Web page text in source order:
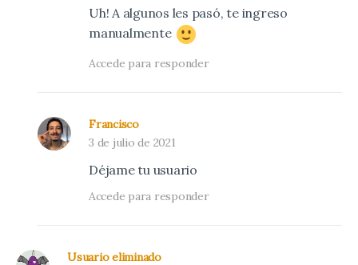
Uh! A algunos les pasó, te ingreso
manualmente
Accede para responder
Francisco
3 de julio de 2021
Déjame tu usuario
Accede para responder
Usuario eliminado